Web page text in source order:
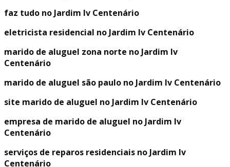
faz tudo no Jardim Iv Centenário
eletricista residencial no Jardim Iv Centenário
marido de aluguel zona norte no Jardim Iv
Centenário
marido de aluguel são paulo no Jardim Iv Centenário
site marido de aluguel no Jardim Iv Centenário
empresa de marido de aluguel no Jardim Iv
Centenário
serviços de reparos residenciais no Jardim Iv
Centenário